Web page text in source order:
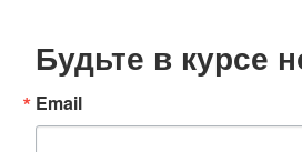
Будьте в курсе
Email